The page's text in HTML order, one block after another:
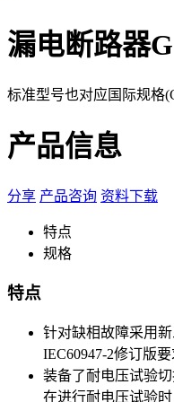
漏电断路器
标准型号也对应国际规格
产品信息
分享 产品咨询 资料下载
特点
规格
特点
针对缺相故障采用
IEC60947-2修订版
装备了耐电压试验
在进行耐电压试验